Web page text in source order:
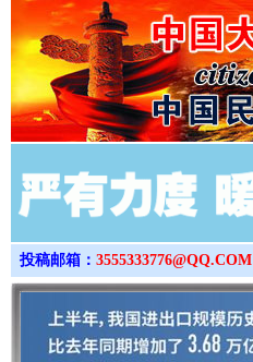
投稿邮箱： 3555333776@QQ.COM